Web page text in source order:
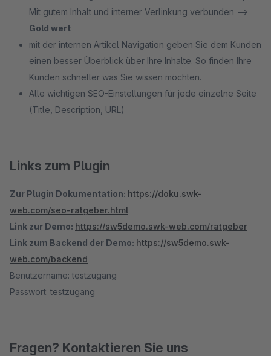
Mit gutem Inhalt und interner Verlinkung verbunden -->
Gold wert
mit der internen Artikel Navigation geben Sie dem Kunden
einen besser Überblick über Ihre Inhalte. So finden Ihre
Kunden schneller was Sie wissen möchten.
Alle wichtigen SEO-Einstellungen für jede einzelne Seite
(Title, Description, URL)
Links zum Plugin
Zur Plugin Dokumentation: https://doku.swk-
web.com/seo-ratgeber.html
Link zur Demo: https://sw5demo.swk-web.com/ratgeber
Link zum Backend der Demo: https://sw5demo.swk-
web.com/backend
Benutzername: testzugang
Passwort: testzugang
Fragen? Kontaktieren Sie uns